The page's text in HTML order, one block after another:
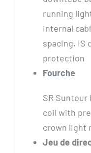
running
internal
spacing, IS
protection
Fourche
SR Suntour
coil with
crown light
Jeu de